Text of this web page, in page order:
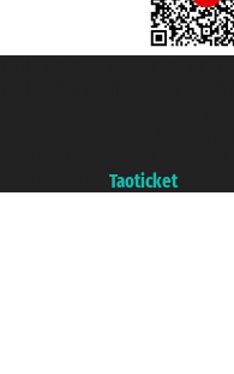
Taoticket